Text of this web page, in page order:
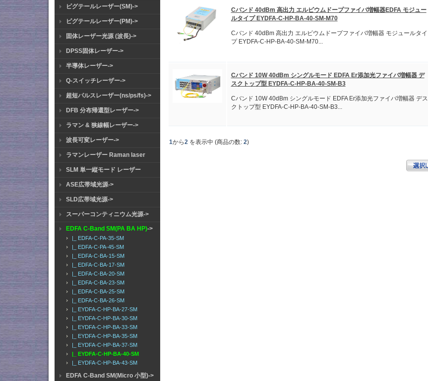
ピグテールレーザー(SM)->
ピグテールレーザー(PM)->
固体レーザー光源 (波長)->
DPSS固体レーザー->
半導体レーザー->
Q-スイッチレーザー->
超短パルスレーザー(ns/ps/fs)->
DFB 分布帰還型レーザー->
ラマン & 狭線幅レーザー->
波長可変レーザー->
ラマンレーザー Raman laser
SLM 単一縦モード レーザー
ASE広帯域光源->
SLD広帯域光源->
スーパーコンティニウム光源->
EDFA C-Band SM(PA BA HP)->
|_ EDFA-C-PA-35-SM
|_ EDFA-C-PA-45-SM
|_ EDFA-C-BA-15-SM
|_ EDFA-C-BA-17-SM
|_ EDFA-C-BA-20-SM
|_ EDFA-C-BA-23-SM
|_ EDFA-C-BA-25-SM
|_ EDFA-C-BA-26-SM
|_ EYDFA-C-HP-BA-27-SM
|_ EYDFA-C-HP-BA-30-SM
|_ EYDFA-C-HP-BA-33-SM
|_ EYDFA-C-HP-BA-35-SM
|_ EYDFA-C-HP-BA-37-SM
|_ EYDFA-C-HP-BA-40-SM
|_ EYDFA-C-HP-BA-43-SM
EDFA C-Band SM(Micro 小型)->
Cバンド 40dBm 高出力 エルビウムドープファイバ増幅器EDFA モジュー
ルタイプ EYDFA-C-HP-BA-40-SM-M70
Cバンド 40dBm 高出力 エルビウムドープファイバ増幅器 モジュールタイ
プ EYDFA-C-HP-BA-40-SM-M70...
Cバンド 10W 40dBm シングルモード EDFA Er添加光ファイバ増幅器 デ
スクトップ型 EYDFA-C-HP-BA-40-SM-B3
Cバンド 10W 40dBm シングルモード EDFA Er添加光ファイバ増幅器 デス
クトップ型 EYDFA-C-HP-BA-40-SM-B3...
1から2を表示中 (商品の数: 2)